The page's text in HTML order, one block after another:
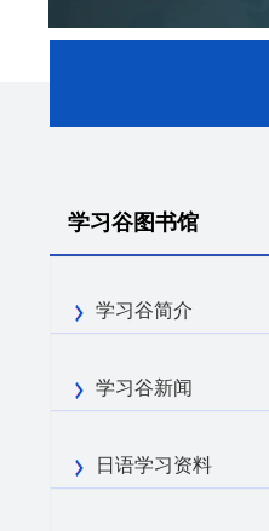
学习谷图书馆
学习谷简介
学习谷新闻
日语学习资料